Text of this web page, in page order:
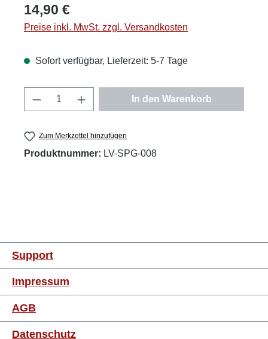
Regulärer Preis:
14,90 €
Preise inkl. MwSt. zzgl. Versandkosten
Sofort verfügbar, Lieferzeit: 5-7 Tage
Produkt Anzahl: Gib den gewünschten
In den Warenkorb
Zum Merkzettel hinzufügen
Produktnummer: LV-SPG-008
Support
Impressum
AGB
Datenschutz